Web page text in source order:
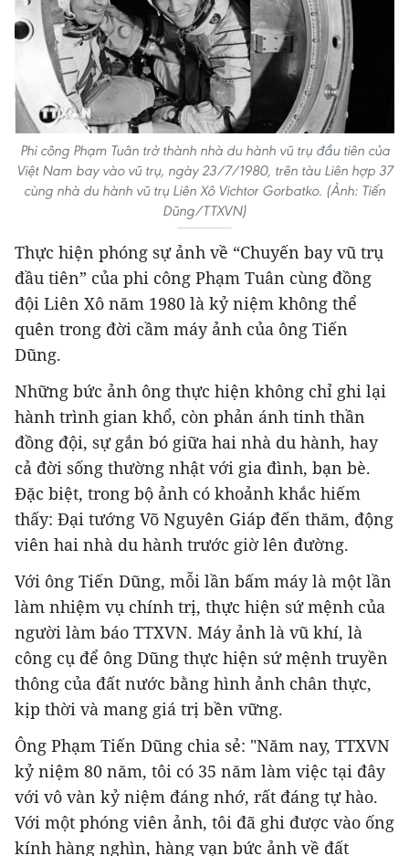
Phi công Phạm Tuân trở thành nhà du hành vũ trụ đầu tiên của
Việt Nam bay vào vũ trụ, ngày 23/7/1980, trên tàu Liên hợp 37
cùng nhà du hành vũ trụ Liên Xô Vichtor Gorbatko. (Ảnh: Tiến
Dũng/TTXVN)
Thực hiện phóng sự ảnh về “Chuyến bay vũ trụ
đầu tiên” của phi công Phạm Tuân cùng đồng
đội Liên Xô năm 1980 là kỷ niệm không thể
quên trong đời cầm máy ảnh của ông Tiến
Dũng.
Những bức ảnh ông thực hiện không chỉ ghi lại
hành trình gian khổ, còn phản ánh tinh thần
đồng đội, sự gắn bó giữa hai nhà du hành, hay
cả đời sống thường nhật với gia đình, bạn bè.
Đặc biệt, trong bộ ảnh có khoảnh khắc hiếm
thấy: Đại tướng Võ Nguyên Giáp đến thăm, động
viên hai nhà du hành trước giờ lên đường.
Với ông Tiến Dũng, mỗi lần bấm máy là một lần
làm nhiệm vụ chính trị, thực hiện sứ mệnh của
người làm báo TTXVN. Máy ảnh là vũ khí, là
công cụ để ông Dũng thực hiện sứ mệnh truyền
thông của đất nước bằng hình ảnh chân thực,
kịp thời và mang giá trị bền vững.
Ông Phạm Tiến Dũng chia sẻ: "Năm nay, TTXVN
kỷ niệm 80 năm, tôi có 35 năm làm việc tại đây
với vô vàn kỷ niệm đáng nhớ, rất đáng tự hào.
Với một phóng viên ảnh, tôi đã ghi được vào ống
kính hàng nghìn, hàng vạn bức ảnh về đất